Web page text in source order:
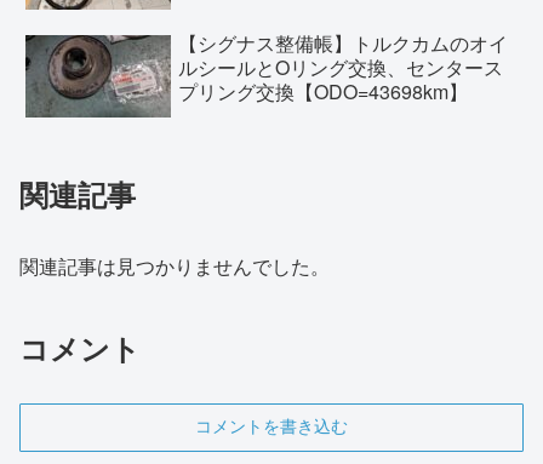
【シグナス整備帳】トルクカムのオイ
ルシールとOリング交換、センタース
プリング交換【ODO=43698km】
関連記事
関連記事は見つかりませんでした。
コメント
コメントを書き込む